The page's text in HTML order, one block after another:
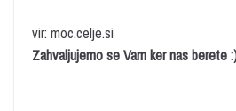
vir: moc.celje.si
Zahvaljujemo se Vam ker nas